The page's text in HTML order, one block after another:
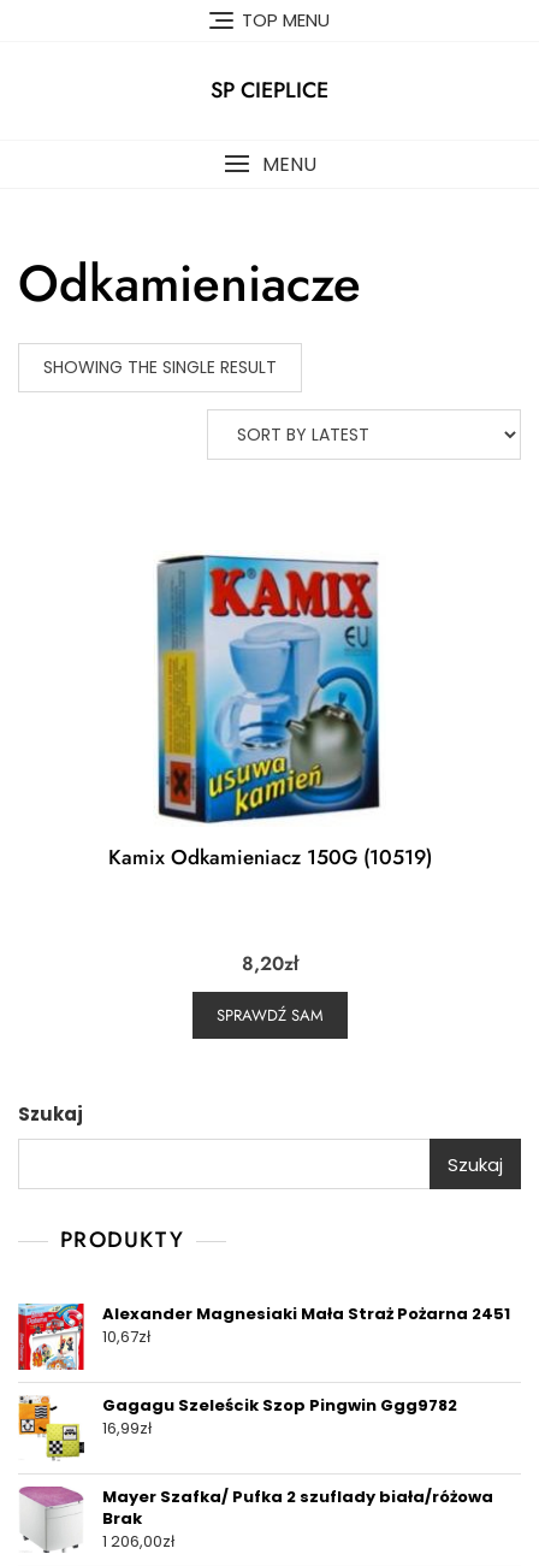
TOP MENU
SP CIEPLICE
MENU
Odkamieniacze
SHOWING THE SINGLE RESULT
Kamix Odkamieniacz 150G (10519)
8,20zł
SPRAWDŹ SAM
Szukaj
Szukaj
PRODUKTY
Alexander Magnesiaki Mała Straż Pożarna 2451
10,67zł
Gagagu Szeleścik Szop Pingwin Ggg9782
16,99zł
Mayer Szafka/ Pufka 2 szuflady biała/różowa
Brak
1 206,00zł